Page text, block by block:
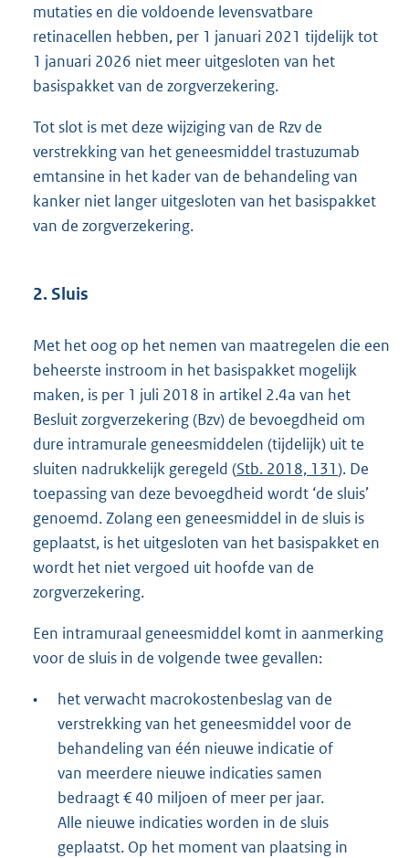
mutaties en die voldoende levensvatbare
retinacellen hebben, per 1 januari 2021 tijdelijk tot
1 januari 2026 niet meer uitgesloten van het
basispakket van de zorgverzekering.
Tot slot is met deze wijziging van de Rzv de
verstrekking van het geneesmiddel trastuzumab
emtansine in het kader van de behandeling van
kanker niet langer uitgesloten van het basispakket
van de zorgverzekering.
2. Sluis
Met het oog op het nemen van maatregelen die een
beheerste instroom in het basispakket mogelijk
maken, is per 1 juli 2018 in artikel 2.4a van het
Besluit zorgverzekering (Bzv) de bevoegdheid om
dure intramurale geneesmiddelen (tijdelijk) uit te
sluiten nadrukkelijk geregeld (Stb. 2018, 131). De
toepassing van deze bevoegdheid wordt ‘de sluis’
genoemd. Zolang een geneesmiddel in de sluis is
geplaatst, is het uitgesloten van het basispakket en
wordt het niet vergoed uit hoofde van de
zorgverzekering.
Een intramuraal geneesmiddel komt in aanmerking
voor de sluis in de volgende twee gevallen:
•
het verwacht macrokostenbeslag van de
verstrekking van het geneesmiddel voor de
behandeling van één nieuwe indicatie of
van meerdere nieuwe indicaties samen
bedraagt € 40 miljoen of meer per jaar.
Alle nieuwe indicaties worden in de sluis
geplaatst. Op het moment van plaatsing in